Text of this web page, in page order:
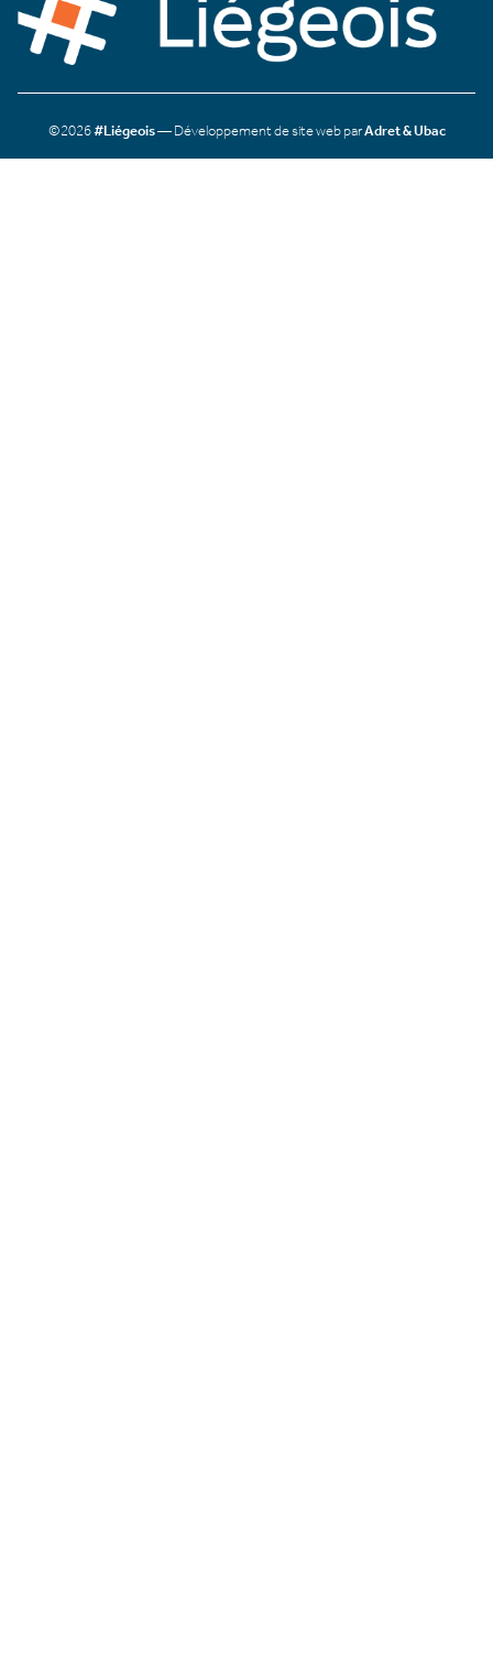
©2026#Liégeois— Développement de site web parAdret & Ubac